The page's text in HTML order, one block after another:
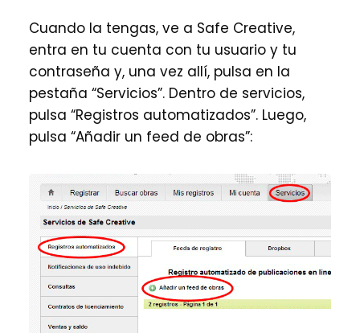
Cuando la tengas, ve a Safe Creative,
entra en tu cuenta con tu usuario y tu
contraseña y, una vez allí, pulsa en la
pestaña “Servicios”. Dentro de servicios,
pulsa “Registros automatizados”. Luego,
pulsa “Añadir un feed de obras”: